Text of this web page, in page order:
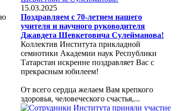
15.03.2025
Поздравляем с 70-летием нашего
учителя и научного руководителя
Джавдета Шевкетовича Сулейманова!
Коллектив Института прикладной
семиотики Академии наук Республики
Татарстан искренне поздравляет Вас с
прекрасным юбилеем!
От всего сердца желаем Вам крепкого
здоровья, человеческого счастья,...